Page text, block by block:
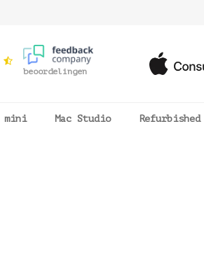
beoordelingen
mini Mac Studio Refurbished